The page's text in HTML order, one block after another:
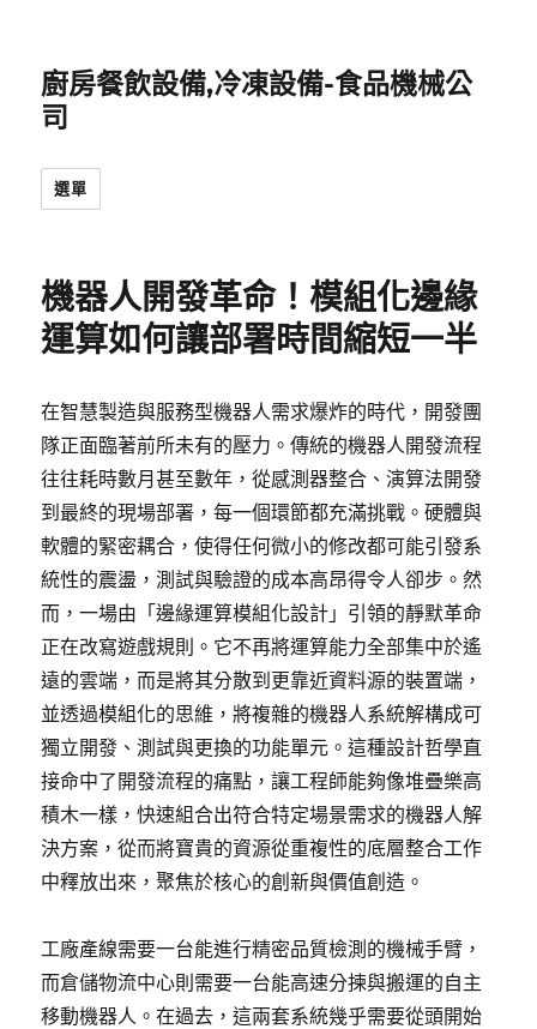
廚房餐飲設備,冷凍設備-食品機械公
司
選單
機器人開發革命！模組化邊緣
運算如何讓部署時間縮短一半
在智慧製造與服務型機器人需求爆炸的時代，開發團
隊正面臨著前所未有的壓力。傳統的機器人開發流程
往往耗時數月甚至數年，從感測器整合、演算法開發
到最終的現場部署，每一個環節都充滿挑戰。硬體與
軟體的緊密耦合，使得任何微小的修改都可能引發系
統性的震盪，測試與驗證的成本高昂得令人卻步。然
而，一場由「邊緣運算模組化設計」引領的靜默革命
正在改寫遊戲規則。它不再將運算能力全部集中於遙
遠的雲端，而是將其分散到更靠近資料源的裝置端，
並透過模組化的思維，將複雜的機器人系統解構成可
獨立開發、測試與更換的功能單元。這種設計哲學直
接命中了開發流程的痛點，讓工程師能夠像堆疊樂高
積木一樣，快速組合出符合特定場景需求的機器人解
決方案，從而將寶貴的資源從重複性的底層整合工作
中釋放出來，聚焦於核心的創新與價值創造。
工廠產線需要一台能進行精密品質檢測的機械手臂，
而倉儲物流中心則需要一台能高速分揀與搬運的自主
移動機器人。在過去，這兩套系統幾乎需要從頭開始